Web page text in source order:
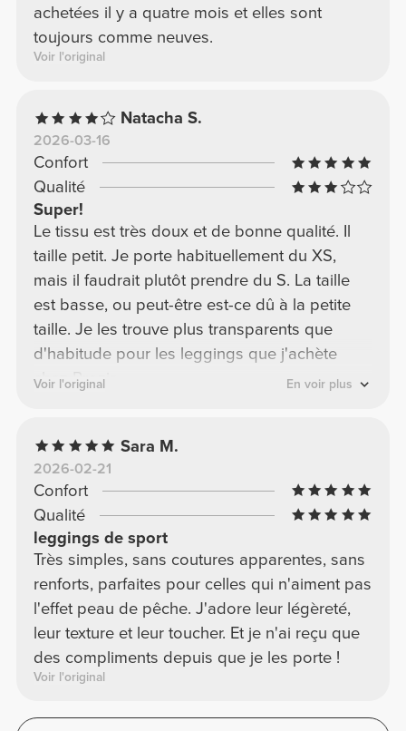
achetées il y a quatre mois et elles sont
toujours comme neuves.
Voir l'original
Natacha S.
2026-03-16
Confort
Qualité
Super!
Le tissu est très doux et de bonne qualité. Il
taille petit. Je porte habituellement du XS,
mais il faudrait plutôt prendre du S. La taille
est basse, ou peut-être est-ce dû à la petite
taille. Je les trouve plus transparents que
d'habitude pour les leggings que j'achète
chez Prozis.
Voir l'original En voir plus
Sara M.
2026-02-21
Confort
Qualité
leggings de sport
Très simples, sans coutures apparentes, sans
renforts, parfaites pour celles qui n'aiment pas
l'effet peau de pêche. J'adore leur légèreté,
leur texture et leur toucher. Et je n'ai reçu que
des compliments depuis que je les porte !
Voir l'original